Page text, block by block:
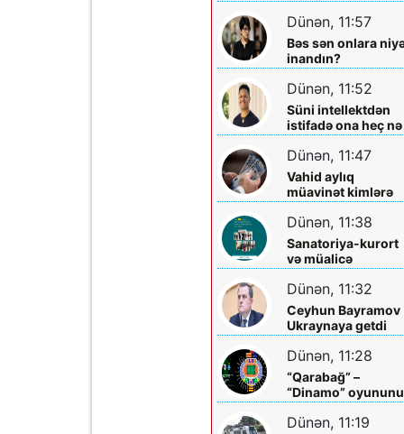
Dünən, 11:57
Bəs sən onlara
inandın?
Dünən, 11:52
Süni intellektdən
istifadə ona heç nə
qazandırmadı...
Dünən, 11:47
Vahid aylıq
müavinət kimlərə
verilir? - Dövlət
Komitəsindən
açıqlama vahid-
ayliq-muavinet-
kimlere-verilir
Dünən, 11:38
Sanatoriya-kurort
və müalicə
mərkəzlərinə yola
salındılar
Dünən, 11:32
Ceyhun Bayramov
Ukraynaya getdi
Dünən, 11:28
“Qarabağ” –
“Dinamo”
biletləri satışa
çıxarılır
Dünən, 11:19